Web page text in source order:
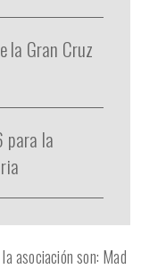
la Gran Cruz
para la
asociación son: Mad